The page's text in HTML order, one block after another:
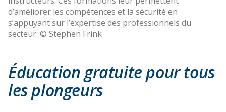
d’améliorer les compétences et la sécurité en
s’appuyant sur l’expertise des professionnels du
secteur. © Stephen Frink
Éducation gratuite pour tous
les plongeurs